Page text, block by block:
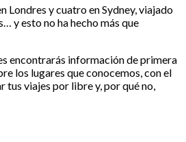
Londres y cuatro en Sydney, viajado
y esto no ha hecho más que
encontrarás información de primera
los lugares que conocemos, con el
tus viajes por libre y, por qué no,